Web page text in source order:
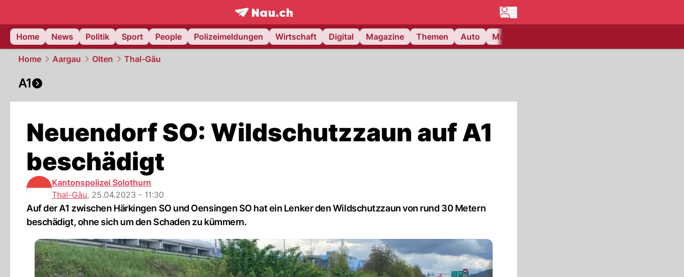
frontpage.NAU.ch
Home
News Politik Sport People Polizeimeldungen Wirtschaft Digital Magazine Themen Auto Matchcenter
Home Aargau Olten Thal-Gäu
A1
Neuendorf SO: Wildschutzzaun auf A1
beschädigt
Kantonspolizei Solothurn
Thal-Gäu, 25.04.2023 - 11:30
Auf der A1 zwischen Härkingen SO und Oensingen SO hat ein Lenker den Wildschutzzaun von rund 30 Metern
beschädigt, ohne sich um den Schaden zu kümmern.